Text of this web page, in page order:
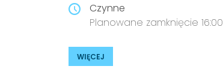
Czynne
Planowane zamknięcie 16:00
WIĘCEJ